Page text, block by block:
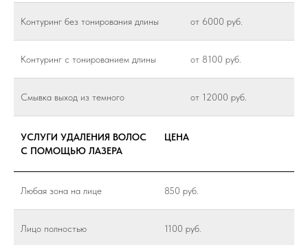
Контуринг без тонирования длины от 6000 руб.
Контуринг с тонированием длины от 8100 руб.
Смывка выход из темного от 12000 руб.
УСЛУГИ УДАЛЕНИЯ ВОЛОС
С ПОМОЩЬЮ ЛАЗЕРА
ЦЕНА
Любая зона на лице 850 руб.
Лицо полностью 1100 руб.